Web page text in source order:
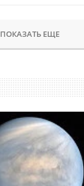
ПОКАЗАТЬ ЕЩЕ